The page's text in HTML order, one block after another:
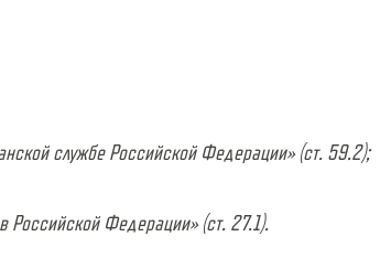
службе Российской Федерации» (ст. 59.2);
Федерации» (ст. 27.1).